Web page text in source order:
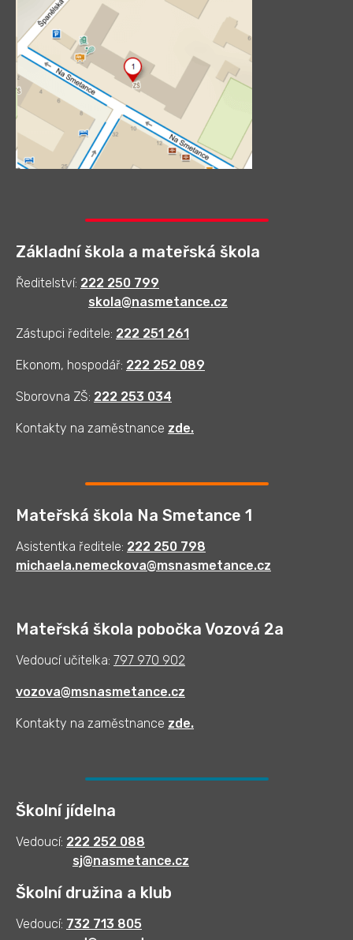
Základní škola a mateřská škola
Ředitelství: 222 250 799
skola@nasmetance.cz
Zástupci ředitele: 222 251 261
Ekonom, hospodář: 222 252 089
Sborovna ZŠ: 222 253 034
Kontakty na zaměstnance zde.
Mateřská škola Na Smetance 1
Asistentka ředitele: 222 250 798
michaela.nemeckova@msnasmetance.cz
Mateřská škola pobočka Vozová 2a
Vedoucí učitelka: 797 970 902
vozova@msnasmetance.cz
Kontakty na zaměstnance zde.
Školní jídelna
Vedoucí: 222 252 088
sj@nasmetance.cz
Školní družina a klub
Vedoucí: 732 713 805